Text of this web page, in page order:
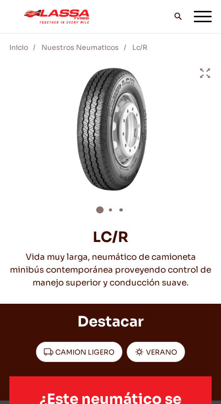
TODOS LOS NEUMÁTICOS LASSA
DISTRIBUIDORES
BLOG Y VIDEOS
ES
Consejos Para conducir En La Nieve
Inicio Nuestros Neumaticos Lc/R
LC/R
Vida muy larga, neumático de camioneta
minibús contemporánea proveyendo control de
manejo superior y conducción suave.
Destacar
CAMION LIGERO VERANO
¿Este neumático se